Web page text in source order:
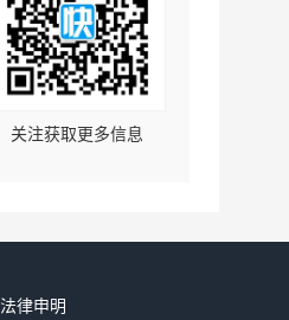
关注获取更多信息
法律申明